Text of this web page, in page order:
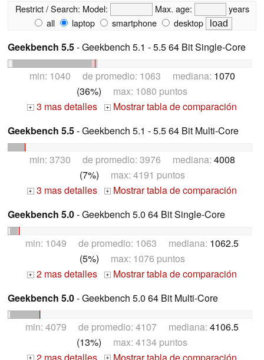
Restrict / Search: Model: Max. age:
years
all
laptop smartphone desktop
Geekbench 5.5- Geekbench 5.1 - 5.5 64 Bit Single-Core
min: 1040 de promedio: 1063 mediana: 1070
(36%) max: 1080 puntos
+ 3 mas detalles +
Mostrar tabla de comparación
Geekbench 5.5- Geekbench 5.1 - 5.5 64 Bit Multi-Core
min: 3730 de promedio: 3976 mediana: 4008
(7%) max: 4191 puntos
+ 3 mas detalles +
Mostrar tabla de comparación
Geekbench 5.0- Geekbench 5.0 64 Bit Single-Core
min: 1049 de promedio: 1063 mediana: 1062.5
(5%) max: 1076 puntos
+ 2 mas detalles +
Mostrar tabla de comparación
Geekbench 5.0- Geekbench 5.0 64 Bit Multi-Core
min: 4079 de promedio: 4107 mediana: 4106.5
(13%) max: 4134 puntos
+ 2 mas detalles + Mostrar tabla de comparación